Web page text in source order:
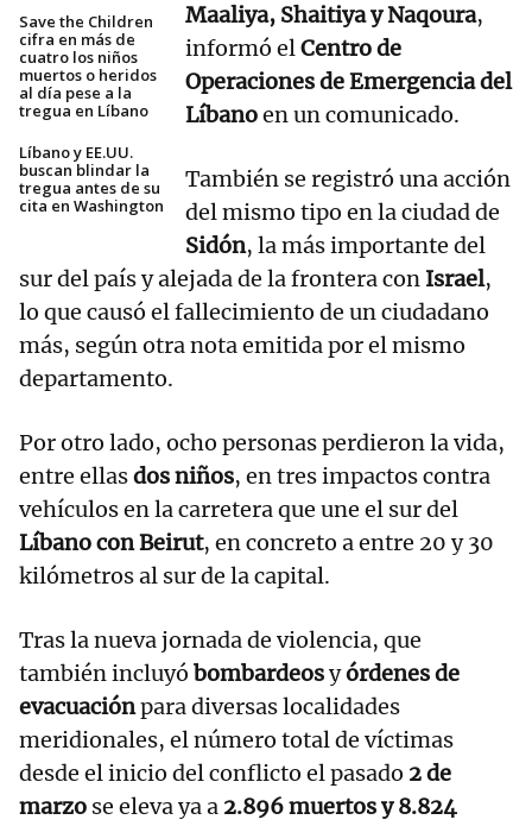
Save the Children
cifra en más de
cuatro los niños
muertos o heridos
al día pese a la
tregua en Líbano
Líbano y EE.UU.
buscan blindar la
tregua antes de su
cita en Washington
Maaliya, Shaitiya y Naqoura,
informó elCentro de
Operaciones de Emergencia del
Líbanoen un comunicado.
También se registró una acción
del mismo tipo en la ciudad de
Sidón, la más importante del
sur del país y alejada de la frontera con Israel,
lo que causó el fallecimiento de un ciudadano
más, según otra nota emitida por el mismo
departamento.
Por otro lado, ocho personas perdieron la vida,
entre ellasdos niños, en tres impactos contra
vehículos en la carretera que une el sur del
Líbano con Beirut, en concreto a entre 20 y 30
kilómetros al sur de la capital.
Tras la nueva jornada de violencia, que
también incluyó bombardeosyórdenes de
evacuaciónpara diversas localidades
meridionales, el número total de víctimas
desde el inicio del conflicto el pasado 2 de
marzo se eleva ya a 2.896 muertos y 8.824